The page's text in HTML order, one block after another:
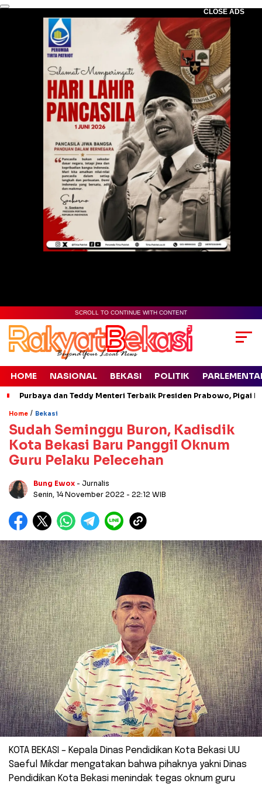
CLOSE ADS
SCROLL TO CONTINUE WITH CONTENT
HOME NASIONAL BEKASI POLITIK
Purbaya dan Teddy Menteri Terbaik Presiden Prabowo, Pigai
Home / Bekasi
Sudah Seminggu Buron, Kadisdik
Kota Bekasi Baru Panggil Oknum
Guru Pelaku Pelecehan
Bung Ewox - Jurnalis
Senin, 14 November 2022 - 22:12 WIB
KOTA BEKASI – Kepala Dinas Pendidikan Kota Bekasi UU
Saeful Mikdar mengatakan bahwa pihaknya yakni Dinas
Pendidikan Kota Bekasi menindak tegas oknum guru